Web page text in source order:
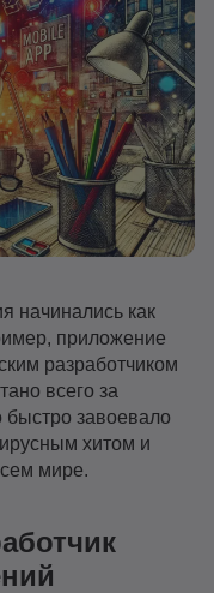
начинались как
приложение
разработчиком
всего за
быстро завоевало
хитом и
мире.